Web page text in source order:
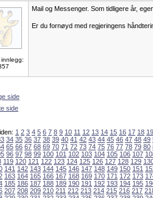
Mail og Messenger. Som tidligere år,
Er du fornøyd med regjeringens
side
side
1 2 3 4 5 6 7 8 9 10 11 12 13 14 15 16 17 18 19
34 35 36 37 38 39 40 41 42 43 44 45 46 47 48 49
65 66 67 68 69 70 71 72 73 74 75 76 77 78 79 80
96 97 98 99 100 101 102 103 104 105 106 107
119 120 121 122 123 124 125 126 127 128 129
141 142 143 144 145 146 147 148 149 150 151
163 164 165 166 167 168 169 170 171 172 173
185 186 187 188 189 190 191 192 193 194 195
207 208 209 210 211 212 213 214 215 216 217